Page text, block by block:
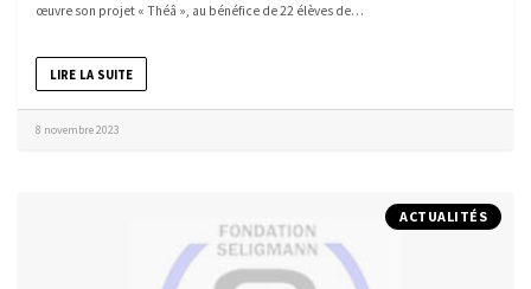
œuvre son projet « Théâ », au bénéfice de 22 élèves de…
LIRE LA SUITE
8 novembre 2023
ACTUALITÉS